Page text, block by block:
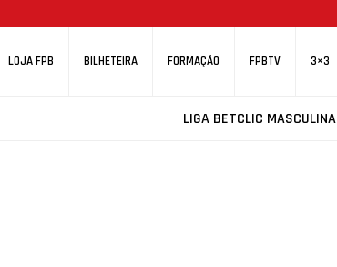
LOJA FPB BILHETEIRA FORMAÇÃO FPBTV 3×3
LIGA BETCLIC MASCULINA